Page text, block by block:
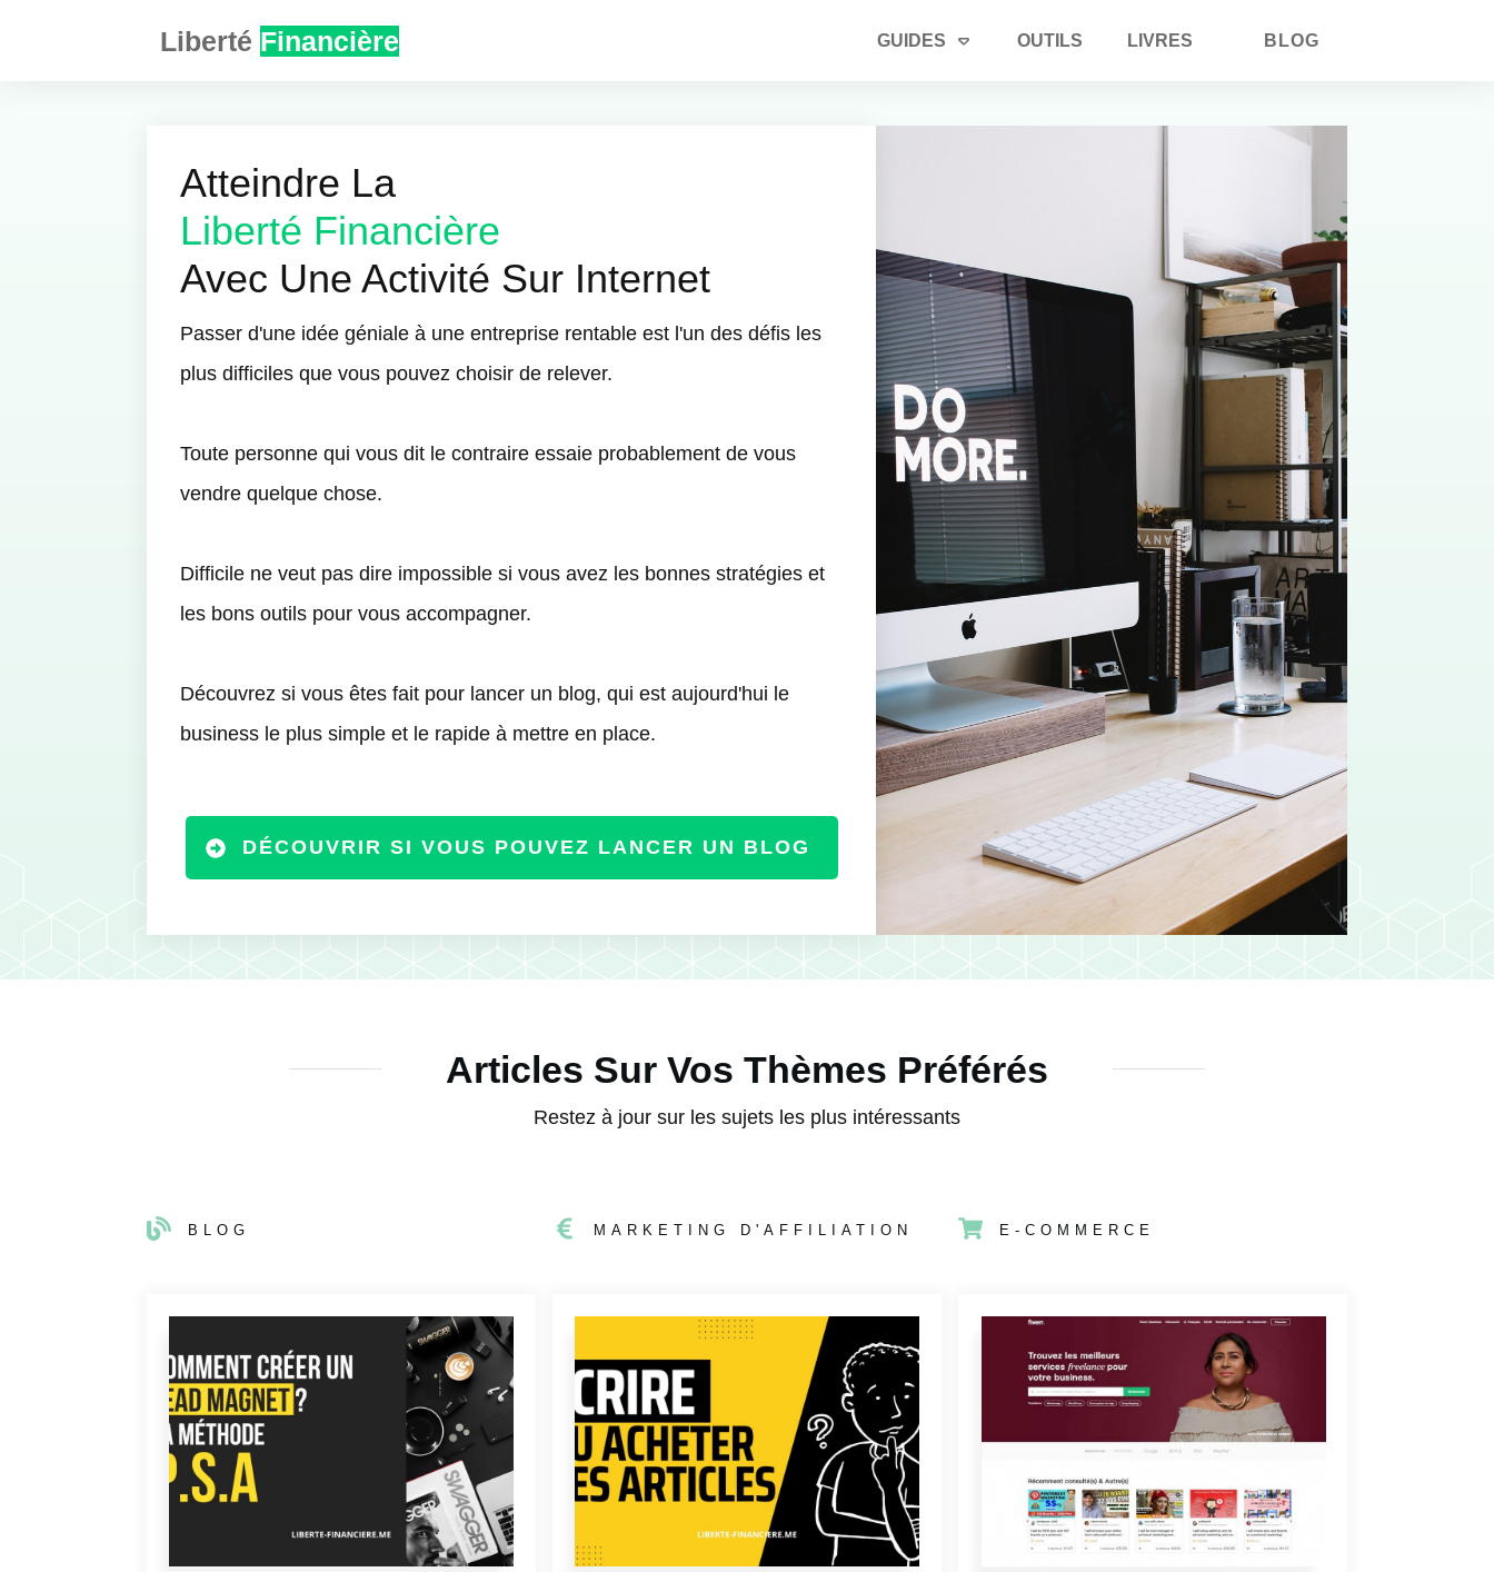
Liberté Financière GUIDES OUTILS LIVRES BLOG
Atteindre La
Liberté Financière
Avec Une Activité Sur Internet
Passer d'une idée géniale à une entreprise rentable est l'un des défis les
plus difficiles que vous pouvez choisir de relever.
Toute personne qui vous dit le contraire essaie probablement de vous
vendre quelque chose.
Difficile ne veut pas dire impossible si vous avez les bonnes stratégies et
les bons outils pour vous accompagner.
Découvrez si vous êtes fait pour lancer un blog, qui est aujourd'hui le
business le plus simple et le rapide à mettre en place.
DÉCOUVRIR SI VOUS POUVEZ LANCER UN BLOG
Articles Sur Vos Thèmes Préférés
Restez à jour sur les sujets les plus intéressants
BLOG MARKETING D'AFFILIATION E-COMMERCE